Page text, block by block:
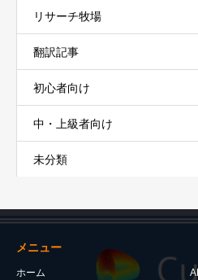
リサーチ牧場
翻訳記事
初心者向け
中・上級者向け
未分類
メニュー
ホーム